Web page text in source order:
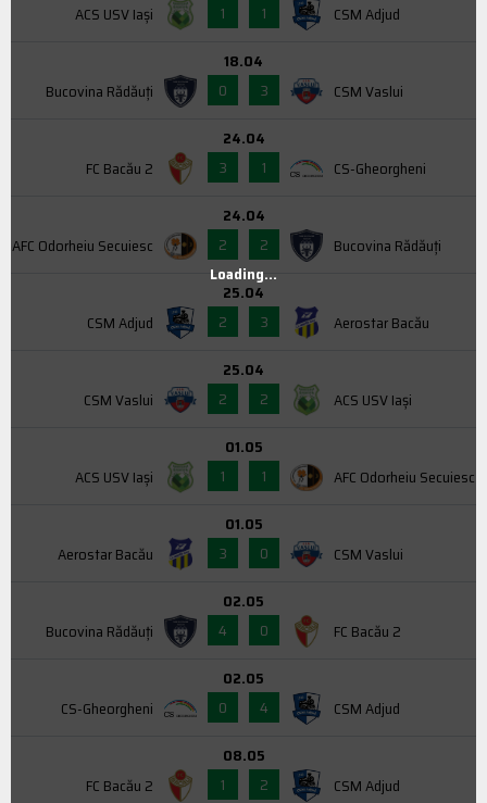
ACS USV Iaşi
1
1 CSM Adjud
Bucovina Rădăuți
18.04
0
3 CSM Vaslui
FC Bacău 2
24.04
3
1 CS-Gheorgheni
AFC Odorheiu Secuiesc
24.04
2
2 Bucovina Rădăuți
CSM Adjud
25.04
2
3 Aerostar Bacău
CSM Vaslui
25.04
2
2 ACS USV Iaşi
ACS USV Iaşi
01.05
1
1 AFC Odorheiu Secuiesc
Aerostar Bacău
01.05
3
0 CSM Vaslui
Bucovina Rădăuți
02.05
4
0 FC Bacău 2
CS-Gheorgheni
02.05
0
4 CSM Adjud
FC Bacău 2
08.05
1
2 CSM Adjud
Loading...